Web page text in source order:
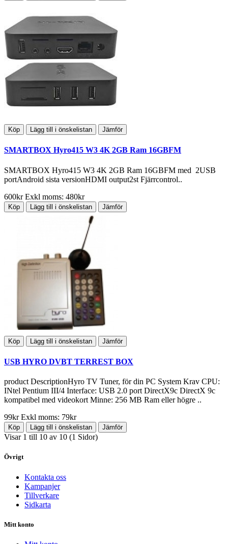
Köp Lägg till i önskelistan Jämför
SMARTBOX Hyro415 W3 4K 2GB Ram 16GBFM
SMARTBOX Hyro415 W3 4K 2GB Ram 16GBFM med 2USB
portAndroid sista versionHDMI output2st Fjärrcontrol..
600krExkl moms: 480kr
Köp Lägg till i önskelistan Jämför
Köp Lägg till i önskelistan Jämför
USB HYRO DVBT TERREST BOX
product DescriptionHyro TV Tuner, för din PC System Krav CPU:
INtel Pentium III/4 Interface: USB 2.0 port DirectX9c DirectX 9c
kompatibel med videokort Minne: 256 MB Ram eller högre ..
99krExkl moms: 79kr
Köp Lägg till i önskelistan Jämför
Visar 1 till 10 av 10 (1 Sidor)
Övrigt
Kontakta oss
Kampanjer
Tillverkare
Sidkarta
Mitt konto